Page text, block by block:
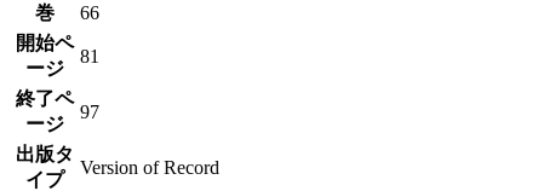
巻
66
開始ペ
ージ
81
終了ペ
ージ
97
出版タ
イプ
Version of Record